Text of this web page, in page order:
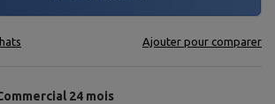
Ajouter pour comparer
24 mois